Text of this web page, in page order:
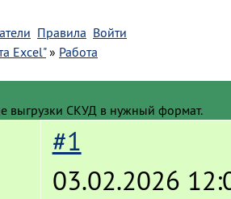
Правила Войти
Excel" » Работа
выгрузки СКУД в нужный формат.
#1
03.02.2026